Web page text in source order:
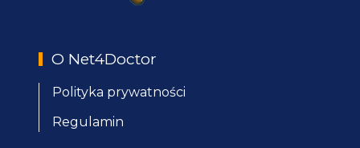
O Net4Doctor
Polityka prywatności
Regulamin